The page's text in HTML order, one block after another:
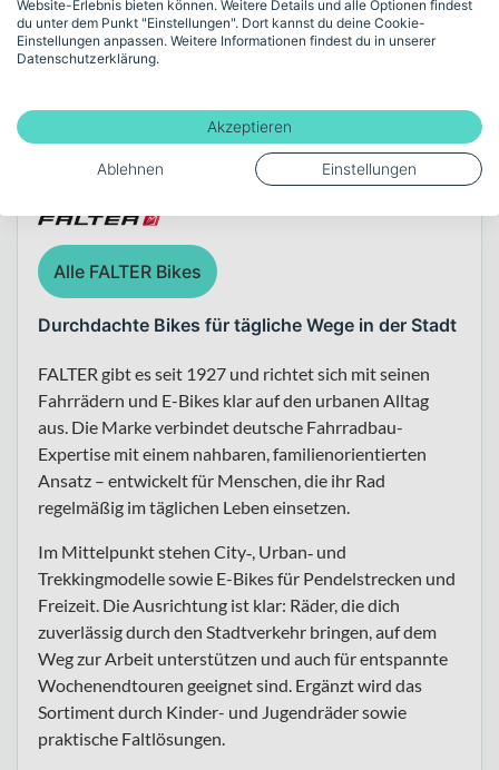
Über die Marke FALTER
Alle FALTER Bikes
Durchdachte Bikes für tägliche Wege in der Stadt
FALTER gibt es seit 1927 und richtet sich mit seinen
Fahrrädern und E-Bikes klar auf den urbanen Alltag
aus. Die Marke verbindet deutsche Fahrradbau-
Expertise mit einem nahbaren, familienorientierten
Ansatz – entwickelt für Menschen, die ihr Rad
regelmäßig im täglichen Leben einsetzen.
Im Mittelpunkt stehen City‑, Urban‑ und
Trekkingmodelle sowie E-Bikes für Pendelstrecken und
Freizeit. Die Ausrichtung ist klar: Räder, die dich
zuverlässig durch den Stadtverkehr bringen, auf dem
Weg zur Arbeit unterstützen und auch für entspannte
Wochenendtouren geeignet sind. Ergänzt wird das
Sortiment durch Kinder- und Jugendräder sowie
praktische Faltlösungen.
Website-Erlebnis bieten können. Weitere Details und alle Optionen findest
du unter dem Punkt "Einstellungen". Dort kannst du deine Cookie-
Einstellungen anpassen. Weitere Informationen findest du in unserer
Datenschutzerklärung.
Akzeptieren
Ablehnen Einstellungen